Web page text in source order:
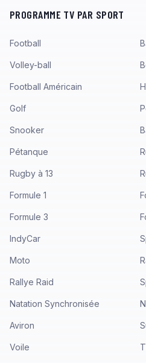
PROGRAMME TV PAR SPORT
Football
Volley-ball
Football Américain
Golf
Snooker
Pétanque
Rugby à 13
Formule 1
Formule 3
IndyCar
Moto
Rallye Raid
Natation Synchronisée
Aviron
Voile